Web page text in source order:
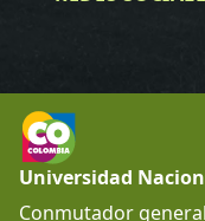
Universidad
Conmutador